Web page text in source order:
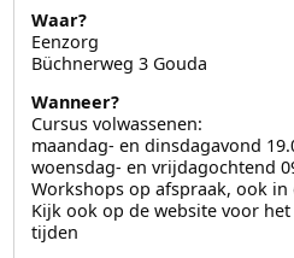
Waar?
Eenzorg
Büchnerweg 3 Gouda
Wanneer?
Cursus volwassenen:
maandag- en dinsdagavond
woensdag- en vrijdagochtend
Workshops op afspraak, ook in
Kijk ook op de website voor
tijden